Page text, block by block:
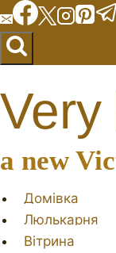
Перейти
до
вмісту
a new
Домівка
Люлькарня
Вітрина